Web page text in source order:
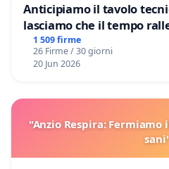
Anticipiamo il tavolo
lasciamo che il tempo
Domenico Racanati
1 509 firme
26 Firme / 30 giorni
20 Jun 2026
"Anzio Respira: